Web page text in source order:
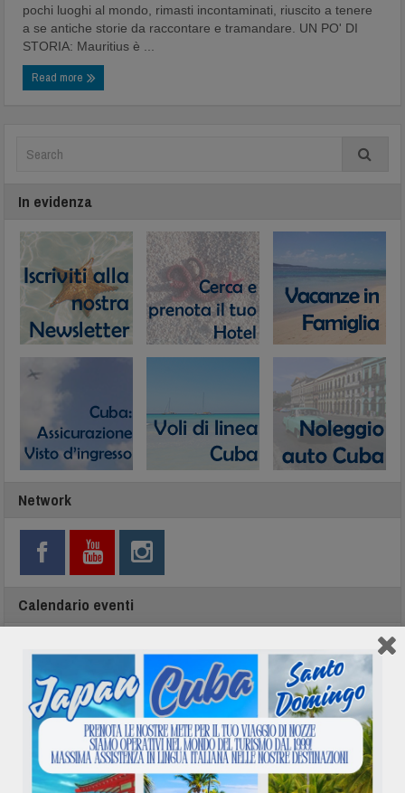
pochi luoghi al mondo, rimasti incontaminati, riuscito a tenere
a se antiche storie da raccontare e tramandare. UN PO' DI
STORIA: Mauritius è ...
Read more
In evidenza
Network
Calendario eventi
V S D
1 2
3 4 5 6 7 8
11 12 13 14 15 16
17 18 19 20 21 22 23
24 25 26 27 28 29 30